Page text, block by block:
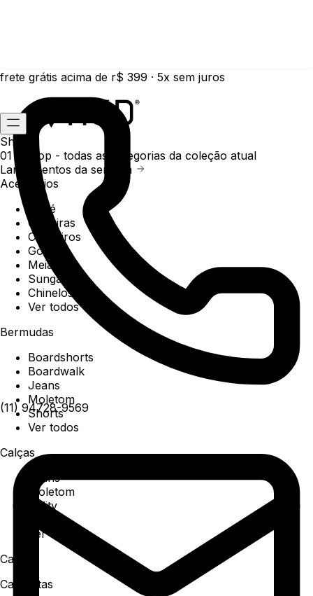
frete grátis acima de r$ 399 · 5x sem juros
(11) 94728-9569
Shop
01 /
Shop - todas as categorias da coleção atual
Lançamentos da semana
Acessórios
Boné
Carteiras
Chaveiros
Gorros
Meias
Sunga
Chinelos
Ver todos
Bermudas
Boardshorts
Boardwalk
Jeans
Moletom
Shorts
Ver todos
Calças
Jeans
Moletom
Utility
Ver todos
Camisa
Camisetas